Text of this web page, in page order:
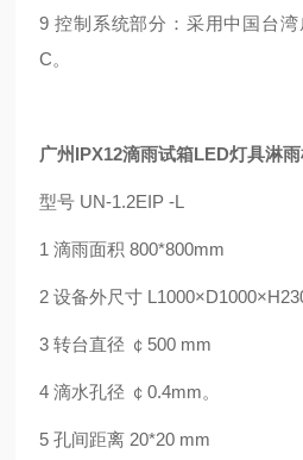
9 控制系统部分：采用中国台
C。
广州IPX12滴雨试箱LED灯具淋
型号 UN-1.2EIP -L
1 滴雨面积 800*800mm
2 设备外尺寸
3 转台直径 ￠500 mm
4 滴水孔径 ￠0.4mm。
5 孔间距离 20*20 mm